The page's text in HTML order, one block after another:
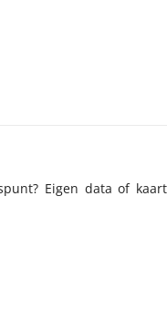
Eigen data of